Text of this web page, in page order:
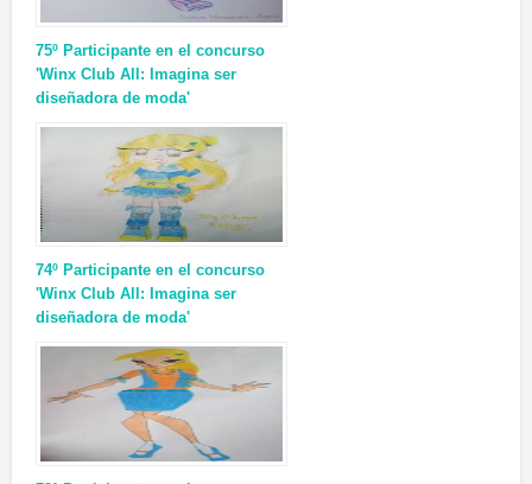
75º Participante en el concurso
'Winx Club All: Imagina ser
diseñadora de moda'
74º Participante en el concurso
'Winx Club All: Imagina ser
diseñadora de moda'